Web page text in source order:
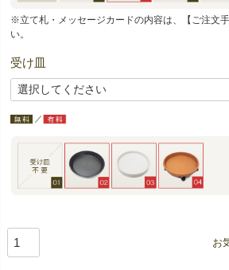
※立て札・メッセージカードの内容は、【ご注文
い。
受け皿
お